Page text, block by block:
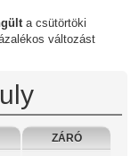
a csütörtöki
változást
ZÁRÓ